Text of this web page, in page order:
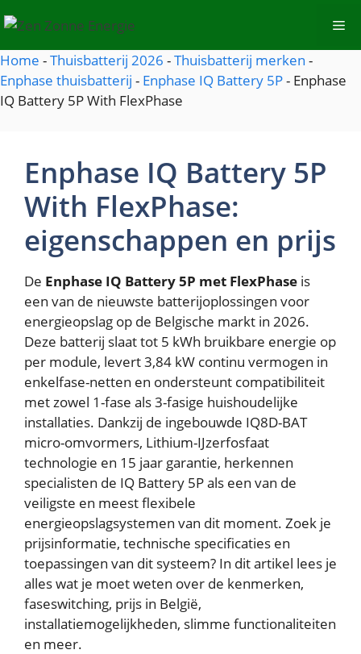
naar
de
inhoud
Home -Thuisbatterij 2026 -Thuisbatterij merken -
Enphase thuisbatterij - Enphase IQ Battery 5P- Enphase
IQ Battery 5P With FlexPhase
Enphase IQ Battery 5P
With FlexPhase:
eigenschappen en prijs
De Enphase IQ Battery 5P met FlexPhase is
een van de nieuwste batterijoplossingen voor
energieopslag op de Belgische markt in 2026.
Deze batterij slaat tot 5 kWh bruikbare energie op
per module, levert 3,84 kW continu vermogen in
enkelfase-netten en ondersteunt compatibiliteit
met zowel 1-fase als 3-fasige huishoudelijke
installaties. Dankzij de ingebouwde IQ8D-BAT
micro-omvormers, Lithium-IJzerfosfaat
technologie en 15 jaar garantie, herkennen
specialisten de IQ Battery 5P als een van de
veiligste en meest flexibele
energieopslagsystemen van dit moment. Zoek je
prijsinformatie, technische specificaties en
toepassingen van dit systeem? In dit artikel lees je
alles wat je moet weten over de kenmerken,
faseswitching, prijs in België,
installatiemogelijkheden, slimme functionaliteiten
en meer.